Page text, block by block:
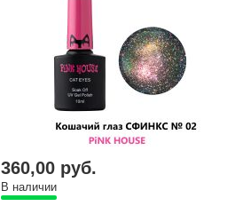
360,00 руб.
В наличии